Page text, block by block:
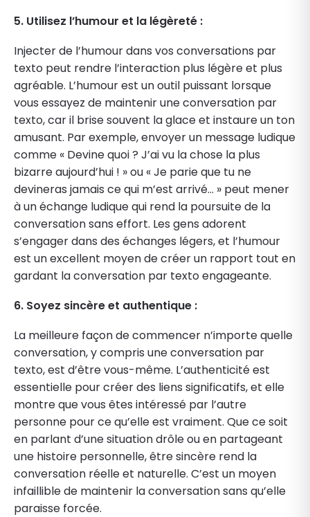
5. Utilisez l’humour et la légèreté :
Injecter de l’humour dans vos conversations par
texto peut rendre l’interaction plus légère et plus
agréable. L’humour est un outil puissant lorsque
vous essayez de maintenir une conversation par
texto, car il brise souvent la glace et instaure un ton
amusant. Par exemple, envoyer un message ludique
comme « Devine quoi ? J’ai vu la chose la plus
bizarre aujourd’hui ! » ou « Je parie que tu ne
devineras jamais ce qui m’est arrivé… » peut mener
à un échange ludique qui rend la poursuite de la
conversation sans effort. Les gens adorent
s’engager dans des échanges légers, et l’humour
est un excellent moyen de créer un rapport tout en
gardant la conversation par texto engageante.
6. Soyez sincère et authentique :
La meilleure façon de commencer n’importe quelle
conversation, y compris une conversation par
texto, est d’être vous-même. L’authenticité est
essentielle pour créer des liens significatifs, et elle
montre que vous êtes intéressé par l’autre
personne pour ce qu’elle est vraiment. Que ce soit
en parlant d’une situation drôle ou en partageant
une histoire personnelle, être sincère rend la
conversation réelle et naturelle. C’est un moyen
infaillible de maintenir la conversation sans qu’elle
paraisse forcée.